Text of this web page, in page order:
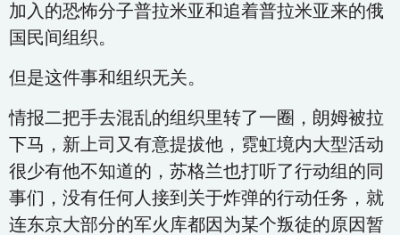
加入的恐怖分子普拉米亚和追着普拉米亚来的俄
国民间组织。
但是这件事和组织无关。
情报二把手去混乱的组织里转了一圈，朗姆被拉
下马，新上司又有意提拔他，霓虹境内大型活动
很少有他不知道的，苏格兰也打听了行动组的同
事们，没有任何人接到关于炸弹的行动任务，就
连东京大部分的军火库都因为某个叛徒的原因暂